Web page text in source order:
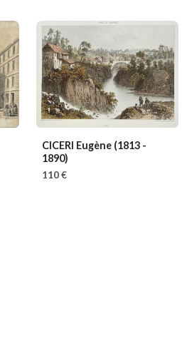
CICERI Eugène (1813 -
1890)
110 €